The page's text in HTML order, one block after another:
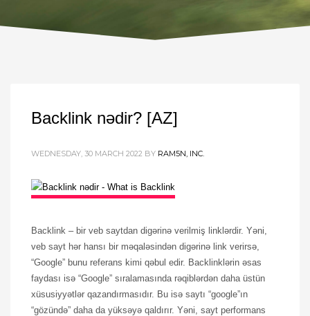
Backlink nədir? [AZ]
WEDNESDAY, 30 MARCH 2022 BY RAM5N, INC.
Backlink – bir veb saytdan digərinə verilmiş linklərdir. Yəni,
veb sayt hər hansı bir məqaləsindən digərinə link verirsə,
“Google” bunu referans kimi qəbul edir. Backlinklərin əsas
faydası isə “Google” sıralamasında rəqiblərdən daha üstün
xüsusiyyətlər qazandırmasıdır. Bu isə saytı “google”ın
“gözündə” daha da yüksəyə qaldırır. Yəni, sayt performans